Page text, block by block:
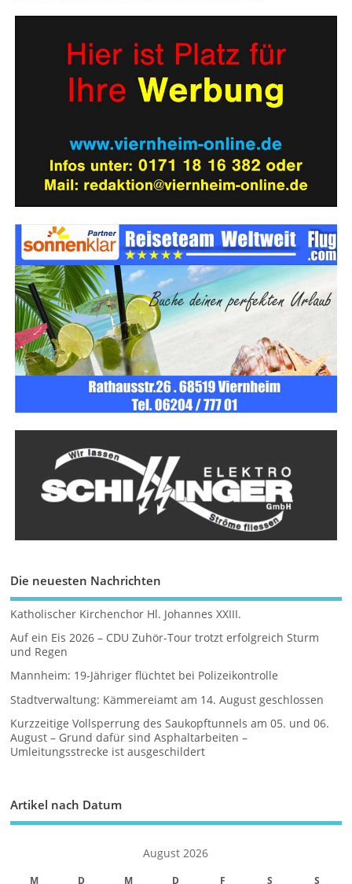
Die neuesten Nachrichten
Katholischer Kirchenchor Hl. Johannes XXIII.
Auf ein Eis 2026 – CDU Zuhör-Tour trotzt erfolgreich Sturm
und Regen
Mannheim: 19-Jähriger flüchtet bei Polizeikontrolle
Stadtverwaltung: Kämmereiamt am 14. August geschlossen
Kurzzeitige Vollsperrung des Saukopftunnels am 05. und 06.
August – Grund dafür sind Asphaltarbeiten –
Umleitungsstrecke ist ausgeschildert
Artikel nach Datum
August 2026
M D M D F S S